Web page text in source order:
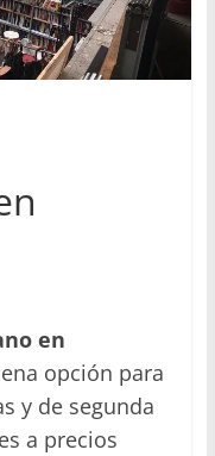
en
opción para
y de segunda
a precios